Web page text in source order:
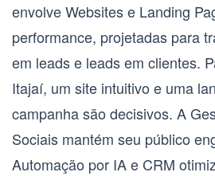
envolveWebsites e Landing
performance, projetadas para
em leads e leads em clientes.
Itajaí, um site intuitivo e uma
campanha são decisivos. A
Sociais mantém seu público
Automação por IA e CRM